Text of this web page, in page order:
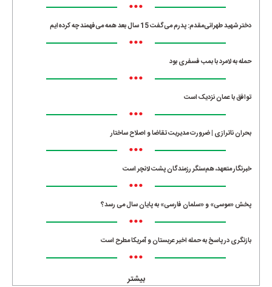
•••
دختر شهید طهرانی‌مقدم: پدرم می‌گفت 15 سال بعد همه می‌فهمند چه کرده‌ایم
•••
حمله به لامرد با بمب فسفری بود
•••
توافق با عمان نزدیک است
•••
بحران ناترازی | ضرورت مدیریت تقاضا و اصلاح ساختار
•••
خبرنگار متعهد، هم‌سنگر رزمندگان پشت لانچر است
•••
پخش «موسی» و «سلمان فارسی» به پایان سال می رسد؟
•••
بازنگری در پاسخ به حمله اخیر عربستان و آمریکا مطرح است
•••
بیشتر